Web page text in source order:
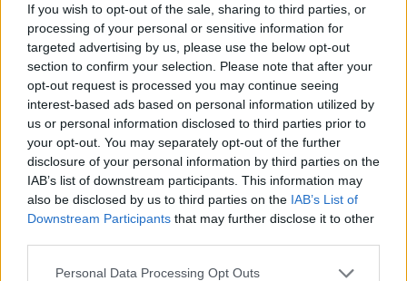
If you wish to opt-out of the sale, sharing to third parties, or
processing of your personal or sensitive information for
targeted advertising by us, please use the below opt-out
section to confirm your selection. Please note that after your
opt-out request is processed you may continue seeing
interest-based ads based on personal information utilized by
us or personal information disclosed to third parties prior to
your opt-out. You may separately opt-out of the further
disclosure of your personal information by third parties on the
IAB’s list of downstream participants. This information may
also be disclosed by us to third parties on the IAB’s List of
Downstream Participants that may further disclose it to other
Personal Data Processing Opt Outs
:D
Věk: 32
Země:
Napsat uživateli vzkaz